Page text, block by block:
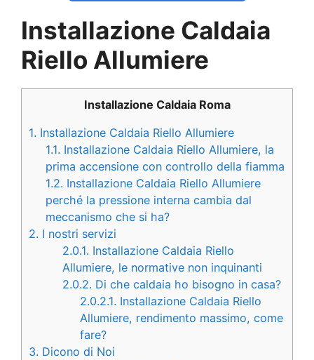
Installazione Caldaia
Riello Allumiere
Installazione Caldaia Roma
1. Installazione Caldaia Riello Allumiere
1.1. Installazione Caldaia Riello Allumiere, la
prima accensione con controllo della fiamma
1.2. Installazione Caldaia Riello Allumiere
perché la pressione interna cambia dal
meccanismo che si ha?
2. I nostri servizi
2.0.1. Installazione Caldaia Riello
Allumiere, le normative non inquinanti
2.0.2. Di che caldaia ho bisogno in casa?
2.0.2.1. Installazione Caldaia Riello
Allumiere, rendimento massimo, come
fare?
3. Dicono di Noi